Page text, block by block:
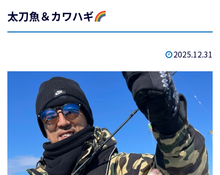
太刀魚＆カワハギ
2025.12.31